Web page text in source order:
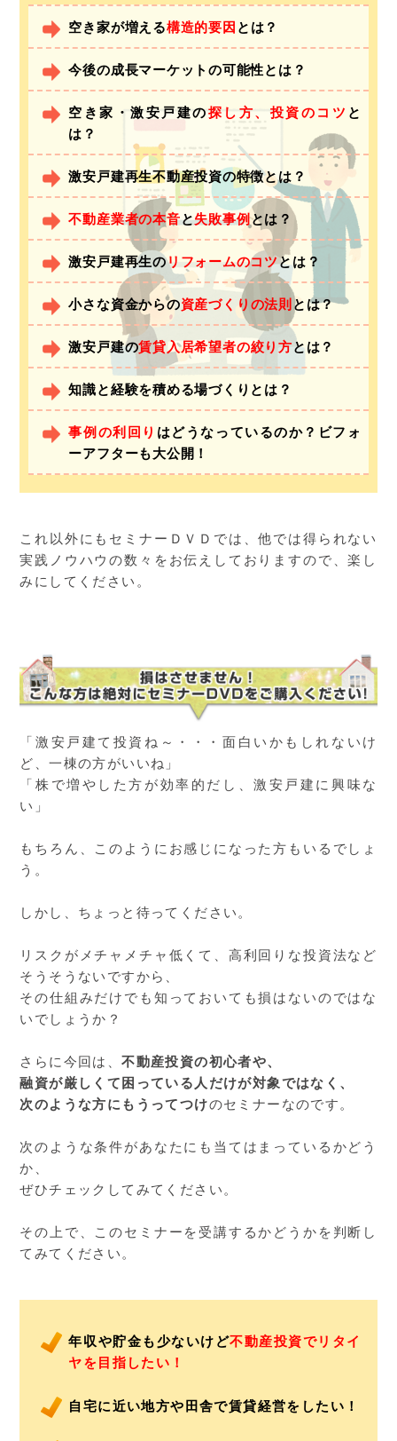
空き家が増える構造的要因 とは？
今後の成長マーケットの可能性とは？
空き家・激安戸建の探し方、投資のコツ と
は？
激安戸建再生不動産投資の特徴とは？
不動産業者の本音と失敗事例とは？
激安戸建再生のリフォームのコツとは？
小さな資金からの資産づくりの法則 とは？
激安戸建の賃貸入居希望者の絞り方とは？
知識と経験を積める場づくりとは？
事例の利回り はどうなっているのか？ビフォ
ーアフターも大公開！
これ以外にもセミナーＤＶＤでは、他では得られない
実践ノウハウの数々をお伝えしておりますので、楽し
みにしてください。
「激安戸建て投資ね～・・・面白いかもしれないけ
ど、一棟の方がいいね」
「株で増やした方が効率的だし、激安戸建に興味な
い」
もちろん、このようにお感じになった方もいるでしょ
う。
しかし、ちょっと待ってください。
リスクがメチャメチャ低くて、高利回りな投資法など
そうそうないですから、
その仕組みだけでも知っておいても損はないのではな
いでしょうか？
さらに今回は、不動産投資の初心者や、
融資が厳しくて困っている人だけが対象ではなく、
次のような方にもうってつけのセミナーなのです。
次のような条件があなたにも当てはまっているかどう
か、
ぜひチェックしてみてください。
その上で、このセミナーを受講するかどうかを判断し
てみてください。
年収や貯金も少ないけど不動産投資でリタイ
ヤを目指したい！
自宅に近い地方や田舎で賃貸経営をしたい！